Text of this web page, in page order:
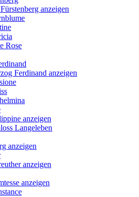
anzeigen
Rose
Ferdinand anzeigen
anzeigen
Langeleben
anzeigen
anzeigen
anzeigen